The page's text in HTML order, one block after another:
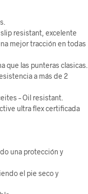
slip resistant, excelente
mejor tracción en todas
que las punteras clasicas.
a más de 2
– Oil resistant.
ultra flex certificada
una protección y
el pie seco y